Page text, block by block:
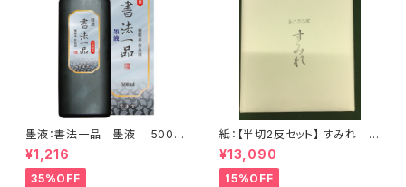
墨液：書法一品 墨液 500?
墨運堂 <商品番号1181>
¥1,216
35%OFF
紙：【半切2反セット】 すみれ
(かな向き) (1反100枚×2) <商
品番号1200>
¥13,090
15%OFF